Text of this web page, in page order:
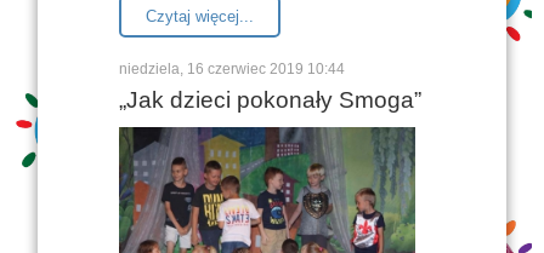
Czytaj więcej...
niedziela, 16 czerwiec 2019 10:44
„Jak dzieci pokonały Smoga”